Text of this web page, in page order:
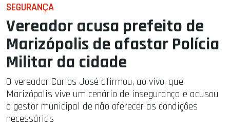
SEGURANÇA
Vereador acusa prefeito de
Marizópolis de afastar Polícia
Militar da cidade
O vereador Carlos José afirmou, ao vivo, que
Marizópolis vive um cenário de insegurança e acusou
o gestor municipal de não oferecer as condições
necessárias